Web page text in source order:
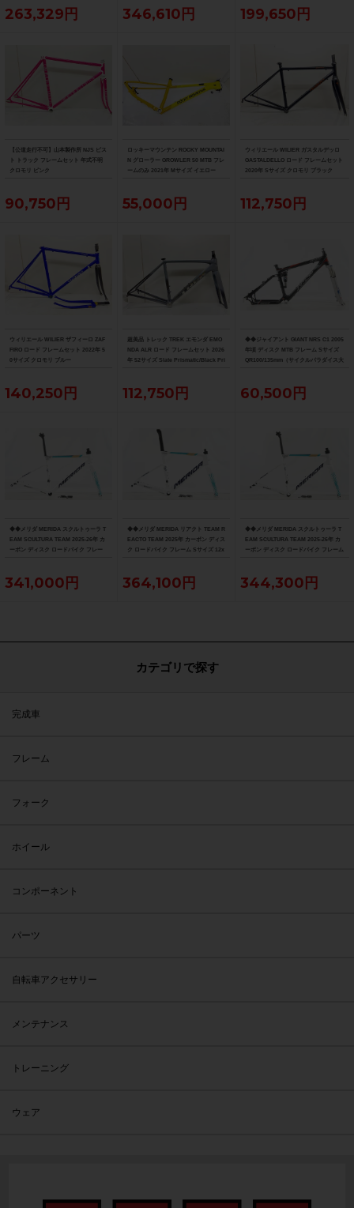
263,329円 346,610円 199,650円
【公道走行不可】山本製作所 NJS ピス
ト トラック フレームセット 年式不明
クロモリ ピンク
90,750円
ロッキーマウンテン ROCKY MOUNTAI
N グローラー GROWLER 50 MTB フレ
ームのみ 2021年 Mサイズ イエロー
55,000円
ウィリエール WILIER ガスタルデッロ
GASTALDELLO ロード フレームセット
2020年 Sサイズ クロモリ ブラック
112,750円
ウィリエール WILIER ザフィーロ ZAF
FIRO ロード フレームセット 2022年 5
0サイズ クロモリ ブルー
140,250円
超美品 トレック TREK エモンダ EMO
NDA ALR ロード フレームセット 2026
年 52サイズ Slate Prismatic/Black Pri
112,750円
◆◆ジャイアント GIANT NRS C1 2005
年頃 ディスク MTB フレーム Sサイズ
QR100/135mm（サイクルパラダイス大
60,500円
◆◆メリダ MERIDA スクルトゥーラ T
EAM SCULTURA TEAM 2025-26年 カ
ーボン ディスク ロードバイク フレー
341,000円
◆◆メリダ MERIDA リアクト TEAM R
EACTO TEAM 2025年 カーボン ディス
ク ロードバイク フレーム Sサイズ 12x
364,100円
◆◆メリダ MERIDA スクルトゥーラ T
EAM SCULTURA TEAM 2025-26年 カ
ーボン ディスク ロードバイク フレーム
344,300円
カテゴリで探す
完成車
フレーム
フォーク
ホイール
コンポーネント
パーツ
自転車アクセサリー
メンテナンス
トレーニング
ウェア